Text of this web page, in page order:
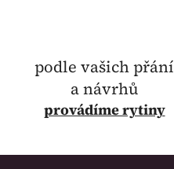
podle vašich přání
a návrhů
provádíme rytiny